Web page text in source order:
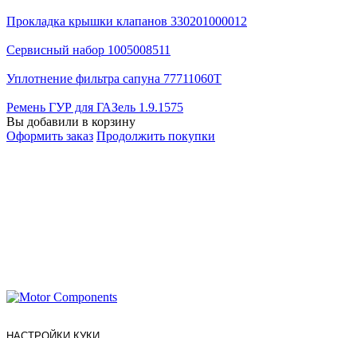
Прокладка крышки клапанов 330201000012
Сервисный набор 1005008511
Уплотнение фильтра сапуна 77711060T
Ремень ГУР для ГАЗель 1.9.1575
Вы добавили в корзину
Оформить заказ Продолжить покупки